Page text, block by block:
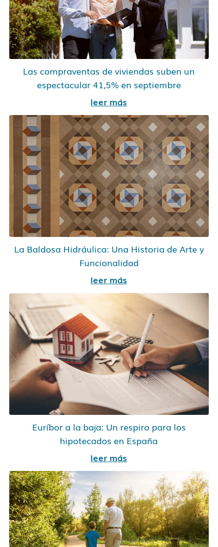
Las compraventas de viviendas suben un
espectacular 41,5% en septiembre
leer más
La Baldosa Hidráulica: Una Historia de Arte y
Funcionalidad
leer más
Euríbor a la baja: Un respiro para los
hipotecados en España
leer más